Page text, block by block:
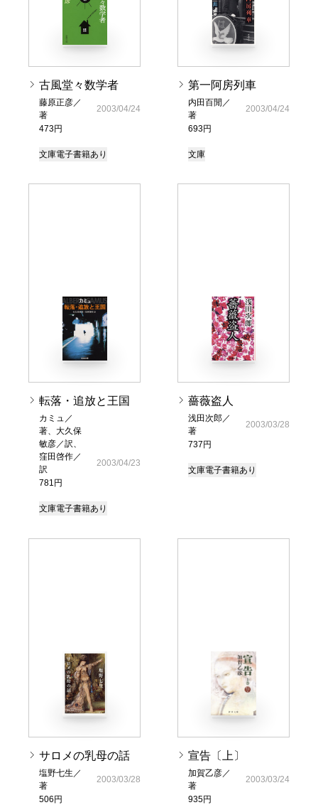
古風堂々数学者
藤原正彦／
著
473円
2003/04/24
文庫電子書籍あり
第一阿房列車
内田百閒／
著
693円
2003/04/24
文庫
転落・追放と王国
カミュ／
著、大久保
敏彦／訳、
窪田啓作／
訳
781円
2003/04/23
文庫電子書籍あり
薔薇盗人
浅田次郎／
著
737円
2003/03/28
文庫電子書籍あり
サロメの乳母の話
塩野七生／
著
506円
2003/03/28
宣告〔上〕
加賀乙彦／
著
935円
2003/03/24